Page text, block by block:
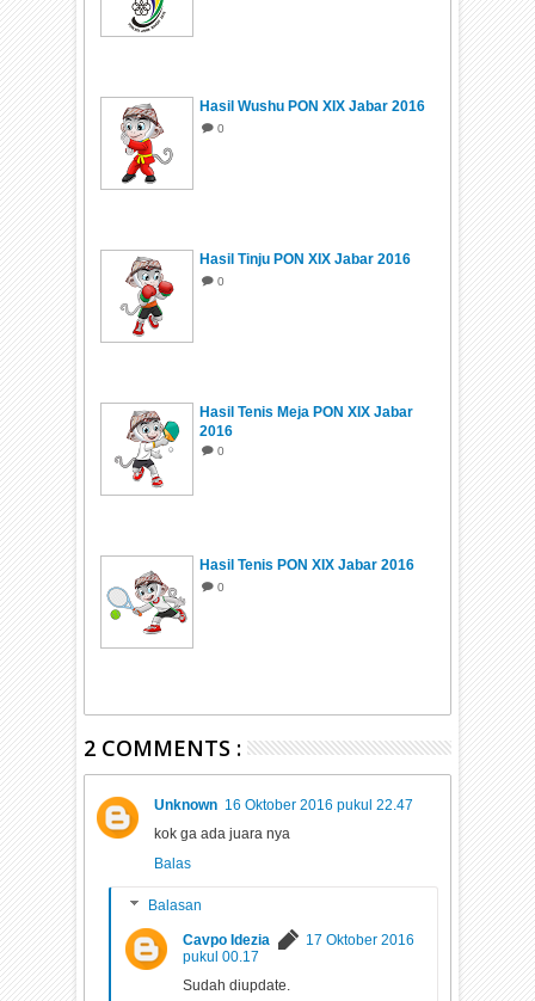
Hasil Wushu PON XIX Jabar 2016
0
Hasil Tinju PON XIX Jabar 2016
0
Hasil Tenis Meja PON XIX Jabar
2016
0
Hasil Tenis PON XIX Jabar 2016
0
2 COMMENTS :
Unknown 16 Oktober 2016 pukul 22.47
kok ga ada juara nya
Balas
Balasan
Cavpo Idezia
17 Oktober 2016
pukul 00.17
Sudah diupdate.